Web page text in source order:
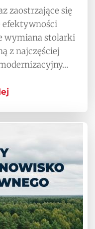
zaostrzające się
efektywności
wymiana stolarki
z najczęściej